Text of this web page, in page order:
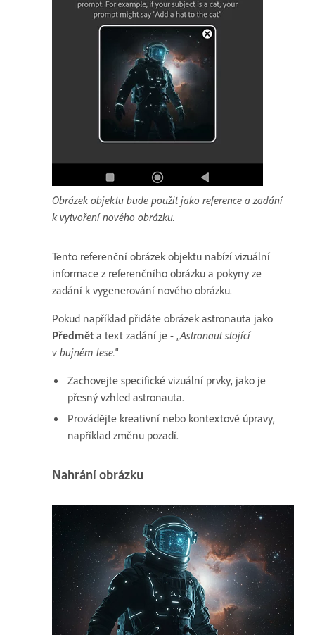
Obrázek objektu bude použit jako reference a zadání
k vytvoření nového obrázku.
Tento referenční obrázek objektu nabízí vizuální
informace z referenčního obrázku a pokyny ze
zadání k vygenerování nového obrázku.
Pokud například přidáte obrázek astronauta jako
Předmět a text zadání je - „Astronaut stojící
v bujném lese.“
Zachovejte specifické vizuální prvky, jako je
přesný vzhled astronauta.
Provádějte kreativní nebo kontextové úpravy,
například změnu pozadí.
Nahrání obrázku